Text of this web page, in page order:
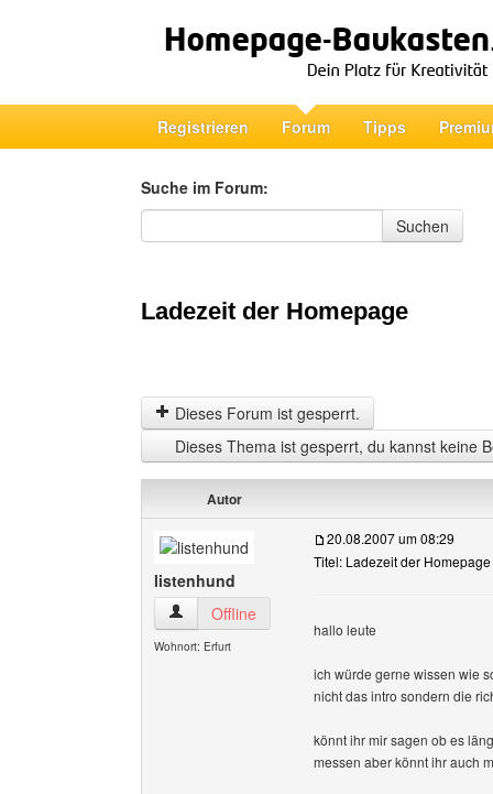
Registrieren Forum Tipps
Suche im Forum:
Suche im Forum
Suchen
Ladezeit der Homepage
Dieses Forum ist gesperrt.
Dieses Thema ist gesperrt, du kannst keine
Autor
listenhund
listenhund Benutzer-Profile anzeigen
Offline
Wohnort: Erfurt
20.08.2007 um 08:29
Titel: Ladezeit der Homepage
hallo leute
ich würde gerne wissen wie
nicht das intro sondern die
könnt ihr mir sagen ob es
messen aber könnt ihr auch